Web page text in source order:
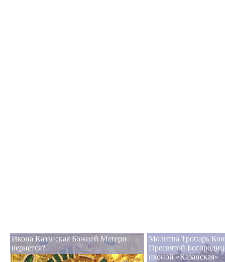
Икона Казанская Божией Матери
вернется?
Молитва Тропарь
Пресвятой
иконой «Казанская»